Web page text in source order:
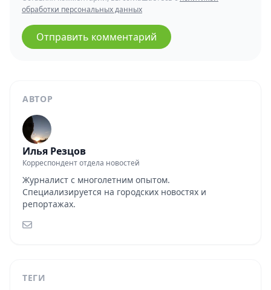
АВТОР
Илья Резцов
Корреспондент отдела новостей
Журналист с многолетним опытом.
Специализируется на городских новостях и
репортажах.
ТЕГИ
обработки персональных данных
Отправить комментарий